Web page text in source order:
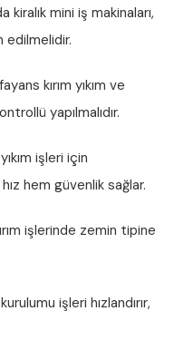
kiralık mini iş makinaları,
kırım yıkım ve
yapılmalıdır.
işleri için
hem güvenlik sağlar.
işlerinde zemin tipine
işleri hızlandırır,